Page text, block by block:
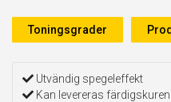
Toningsgrader
Utvändig spegeleffekt
Kan levereras färdigskuren